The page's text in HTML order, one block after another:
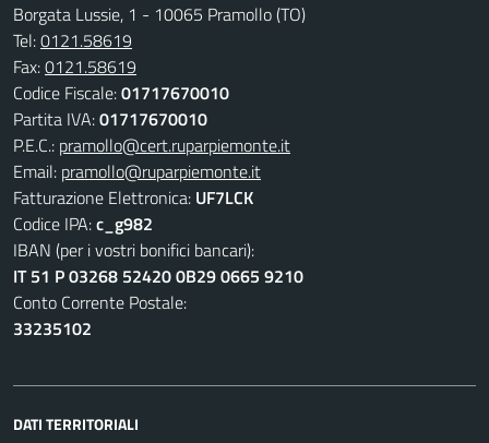
Borgata Lussie, 1 - 10065 Pramollo (TO)
Tel:0121.58619
Fax:0121.58619
Codice Fiscale:01717670010
Partita IVA:01717670010
P.E.C.: pramollo@cert.ruparpiemonte.it
Email: pramollo@ruparpiemonte.it
Fatturazione Elettronica: UF7LCK
Codice IPA:c_g982
IBAN (per i vostri bonifici bancari):
IT 51 P 03268 52420 0B29 0665 9210
Conto Corrente Postale:
33235102
DATI TERRITORIALI